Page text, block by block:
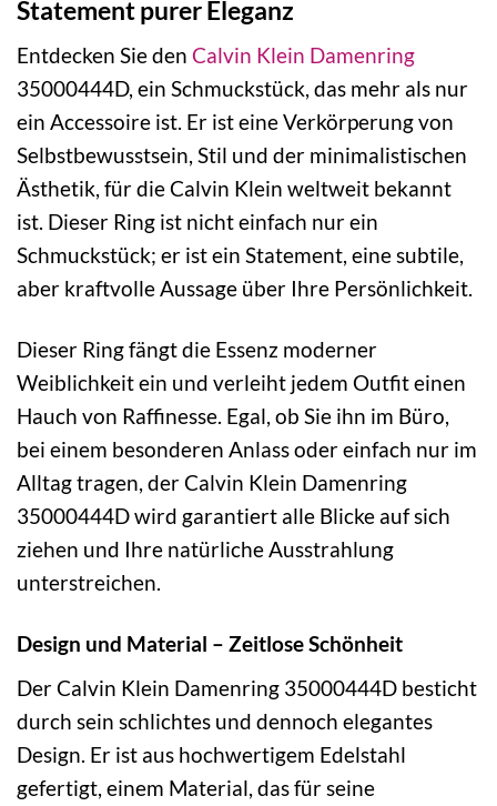
Statement purer Eleganz
Entdecken Sie den Calvin Klein Damenring
35000444D, ein Schmuckstück, das mehr als nur
ein Accessoire ist. Er ist eine Verkörperung von
Selbstbewusstsein, Stil und der minimalistischen
Ästhetik, für die Calvin Klein weltweit bekannt
ist. Dieser Ring ist nicht einfach nur ein
Schmuckstück; er ist ein Statement, eine subtile,
aber kraftvolle Aussage über Ihre Persönlichkeit.
Dieser Ring fängt die Essenz moderner
Weiblichkeit ein und verleiht jedem Outfit einen
Hauch von Raffinesse. Egal, ob Sie ihn im Büro,
bei einem besonderen Anlass oder einfach nur im
Alltag tragen, der Calvin Klein Damenring
35000444D wird garantiert alle Blicke auf sich
ziehen und Ihre natürliche Ausstrahlung
unterstreichen.
Design und Material – Zeitlose Schönheit
Der Calvin Klein Damenring 35000444D besticht
durch sein schlichtes und dennoch elegantes
Design. Er ist aus hochwertigem Edelstahl
gefertigt, einem Material, das für seine